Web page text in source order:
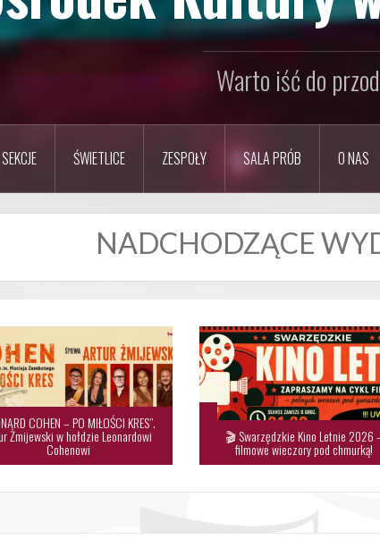
Warto iść do
SEKCJE ŚWIETLICE ZESPOŁY SALA PRÓB O NAS
NADCHODZĄCE
COHEN – PO MIŁOŚCI KRES”.
Żmijewski w hołdzie Leonardowi
Cohenowi
🎬 Swarzędzkie Kino Letnie 2026
filmowe wieczory pod chmurką!